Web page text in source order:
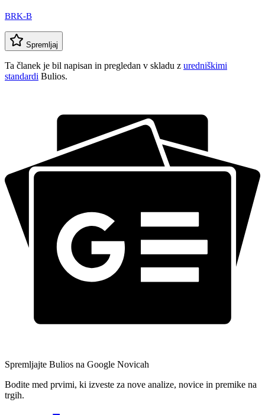
BRK-B
Spremljaj
Ta članek je bil napisan in pregledan v skladu z uredniškimi
standardi Bulios.
Spremljajte Bulios na Google Novicah
Bodite med prvimi, ki izveste za nove analize, novice in premike na
trgih.